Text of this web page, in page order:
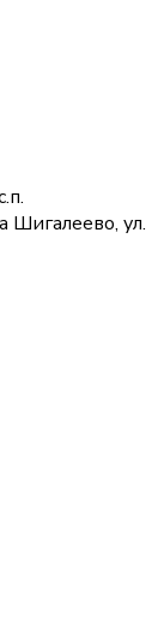
Шигалеево, ул.